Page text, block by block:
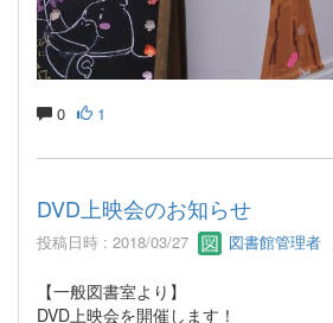
0 1
DVD上映会のお知らせ
投稿日時 : 2018/03/27 図書館管理者
【一般図書室より】
DVD上映会を開催します！